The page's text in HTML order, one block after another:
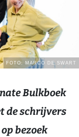
Bulkboek
de schrijvers
bezoek